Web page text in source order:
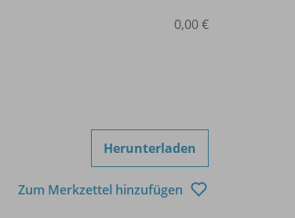
0,00 €
Herunterladen
Zum Merkzettel hinzufügen